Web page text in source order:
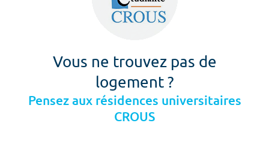
Vous ne trouvez pas de
logement ?
Pensez aux résidences universitaires
CROUS